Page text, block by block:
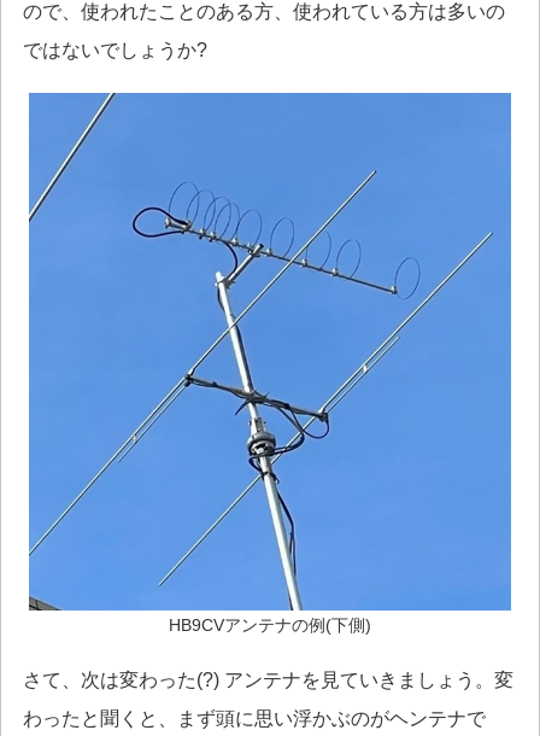
ので、使われたことのある方、使われている方は多いの
ではないでしょうか?
HB9CVアンテナの例(下側)
さて、次は変わった(?) アンテナを見ていきましょう。変
わったと聞くと、まず頭に思い浮かぶのがヘンテナで